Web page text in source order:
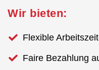
Wir bieten:
Flexible
Faire Bezahlung